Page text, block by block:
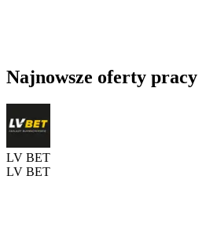
Najnowsze oferty pracy
LV BET
LV BET